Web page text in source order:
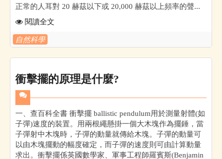
正常的人耳對 20 赫茲以下或 20,000 赫茲以上頻率的聲...
閱讀全文
自然科學
衝擊擺的原理是什麼?
一、查百科全書 衝擊擺 ballistic pendulum用於測量射體(如
子彈)速度的裝置。用兩根繩懸掛一個大木塊作為擺錘，當
子彈射中木塊時，子彈的動量就傳給木塊。子彈的動量可
以由木塊擺動的幅度確定，而子彈的速度則可由計算動量
求出。衝擊擺係英國數學家、軍事工程師羅賓斯(Benjamin